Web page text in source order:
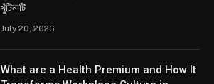
খুঁটিনাটি
July 20, 2026
What are a Health Premium and How It